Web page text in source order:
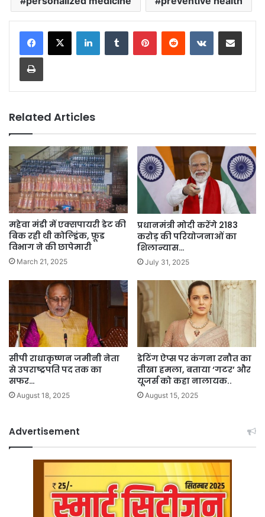
LinkedInTumblr PinterestReddit VKontakteShare via Email
Print
Related Articles
महेवा मंडी में एक्सपायरी डेट की
बिक रही थी कोल्ड्रिंक, फ़ूड
विभाग ने की छापेमारी
March 21, 2025
प्रधानमंत्री मोदी करेंगे 2183
करोड़ की परियोजनाओं का
शिलान्यास…
July 31, 2025
सीपी राधाकृष्णन जमीनी नेता
से उपराष्ट्रपति पद तक का
सफर…
August 18, 2025
डेटिंग ऐप्स पर कंगना रनौत का
तीखा हमला, बताया ‘गटर’ और
यूजर्स को कहा नालायक..
August 15, 2025
Advertisement